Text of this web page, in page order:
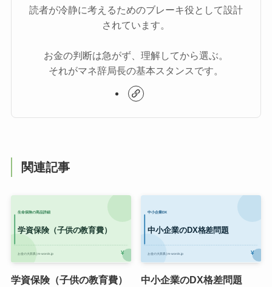
読者が冷静に考えるためのブレーキ役として設計
されています。
お金の判断は急がず、理解してから選ぶ。
それがマネ辞局長の基本スタンスです。
関連記事
学資保険（子供の教育費） 中小企業のDX格差問題